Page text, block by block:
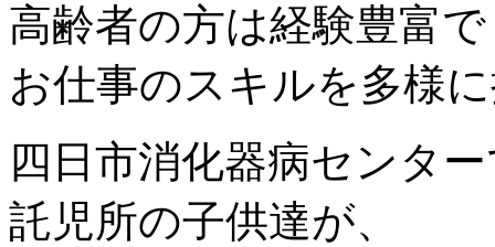
高齢者の方は経験豊富で
お仕事のスキルを多様
四日市消化器病センタ
託児所の子供達が、